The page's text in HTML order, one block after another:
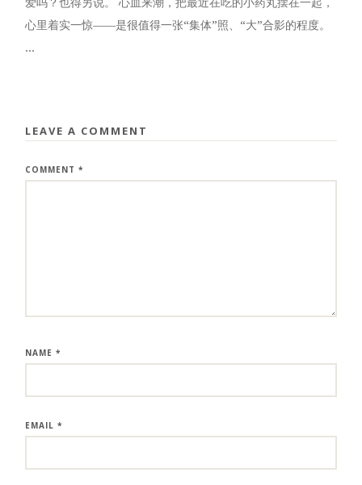
心里着实一惊——是很值得一张“集体”照、“大”合影的程度。
...
LEAVE A COMMENT
COMMENT*
NAME*
EMAIL*